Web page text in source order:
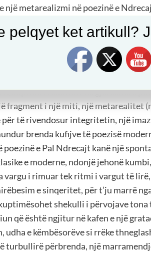
metarealizmi në poezinë e
anën e përtejme të metaforës, e cila
është një pjesë e zakonshme e
është realiteti që shpaloset pas
në rrafshin empirik nga i cili e
përpiqet të kuptojë
kuptimi i realitetit në gjerësinë e
fragment i një miti, një metarealitet
të rivendosur integritetin, një
brenda kufijve të poezisë
e Pal Ndrecajt kanë një
e moderne, ndonjë jehonë
vargu i rimuar tek ritmi i vargut të
e sinqeritet, për t’ju marrë
shekulli i përvojave tona
që është ngjitur në kafen e një
e këmbësorëve si rrëke
turbullirë përbrenda, një
pelqyet ket artikull?